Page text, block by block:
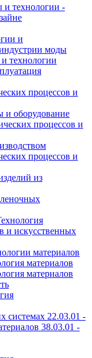
технологии -
и
моды
технологии
процессов и
и оборудование
процессов и
процессов и
из
и искусственных
материалов
материалов
материалов
системах 22.03.01 -
38.03.01 -